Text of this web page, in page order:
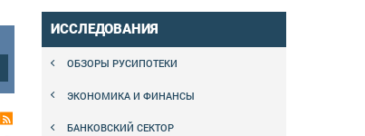
ИССЛЕДОВАНИЯ
ОБЗОРЫ РУСИПОТЕКИ
ЭКОНОМИКА И ФИНАНСЫ
БАНКОВСКИЙ СЕКТОР